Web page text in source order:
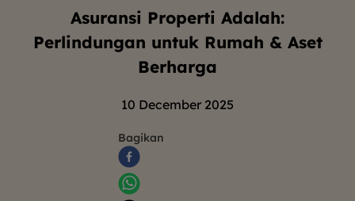
Asuransi Properti Adalah:
Perlindungan untuk Rumah & Aset
Berharga
10 December 2025
Bagikan